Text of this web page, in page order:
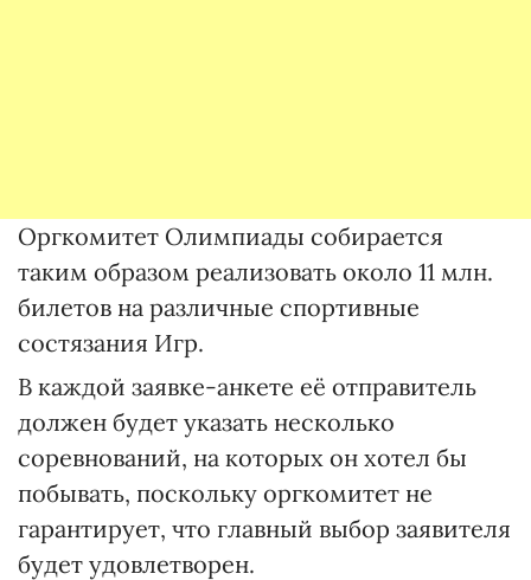
Оргкомитет Олимпиады собирается
таким образом реализовать около 11 млн.
билетов на различные спортивные
состязания Игр.
В каждой заявке-анкете её отправитель
должен будет указать несколько
соревнований, на которых он хотел бы
побывать, поскольку оргкомитет не
гарантирует, что главный выбор заявителя
будет удовлетворен.